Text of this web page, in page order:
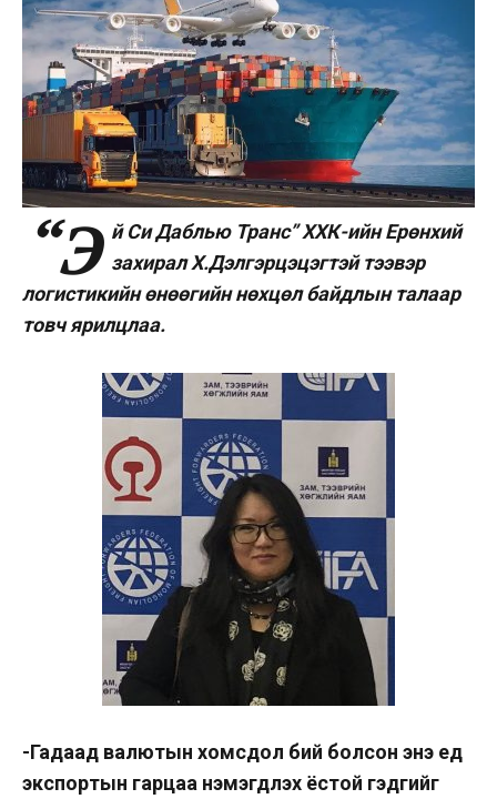
“Э й Си Даблью Транс” ХХК-ийн Ерөнхий
захирал Х.Дэлгэрцэцэгтэй тээвэр
логистикийн өнөөгийн нөхцөл байдлын талаар
товч ярилцлаа.
-Гадаад валютын хомсдол бий болсон энэ үед
экспортын гарцаа нэмэгдүүлэх ёстой гэдгийг